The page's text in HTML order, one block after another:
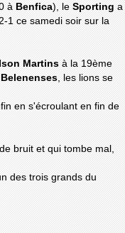
à Benfica), le Sporting a
1 ce samedi soir sur la
Martins à la 19ème
Belenenses , les lions se
en s'écroulant en fin de
bruit et qui tombe mal,
des trois grands du